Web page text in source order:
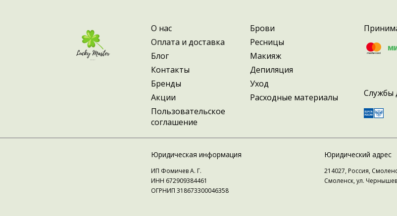
О нас
Оплата и доставка
Блог
Контакты
Бренды
Акции
Пользовательское
соглашение
Брови
Ресницы
Макияж
Депиляция
Уход
Расходные материалы
Службы
Юридическая информация
ИП Фомичев А. Г.
ИНН 672909384461
ОГРНИП 318673300046358
Юридический адрес
214027, Россия,
Смоленск, ул.